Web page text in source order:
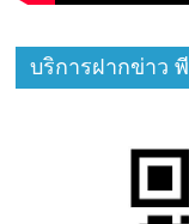
บริการฝากข่าว